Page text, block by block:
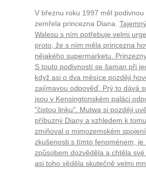
10 tipů
V březnu roku 1997 měl
zemřela princezna Diana.
Walesu s ním potřebuje velmi
proto, že s ním měla princezna
nějakého supermarketu.
S touto podivností se šaman při
když asi o dva měsíce později
zajímavou odpověď. Prý to dává
jsou v Kensingtonském paláci
"čistou linku". Mutwa si později
příbuzný Diany a vzhledem k
zmiňoval o mimozemském
zkušenosti s tímto fenoménem,
způsobem dozvěděla a chtěla
asi toho věděla skutečně velmi